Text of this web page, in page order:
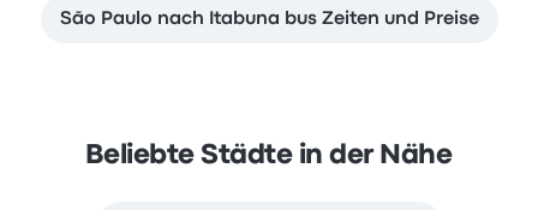
São Paulo nach Itabuna bus Zeiten und Preise
Beliebte Städte in der Nähe